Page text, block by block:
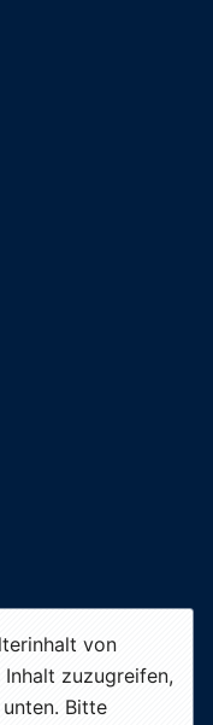
von
zuzugreifen,
Bitte